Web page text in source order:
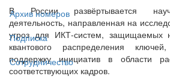
Архив номеров
Подписка
Сотрудничество
В России развёртывается
деятельность, направленная на
угроз для ИКТ-систем, защищаемых
квантового распределения
поддержку инициатив в области
соответствующих кадров.